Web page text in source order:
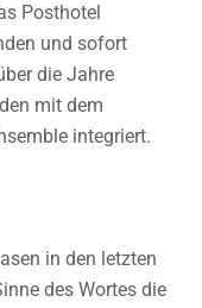
Posthotel
und sofort
die Jahre
mit dem
integriert.
in den letzten
des Wortes die